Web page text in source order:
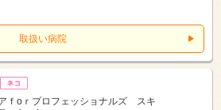
取扱い病院
ｆоｒプロフェッショナルズ スキ